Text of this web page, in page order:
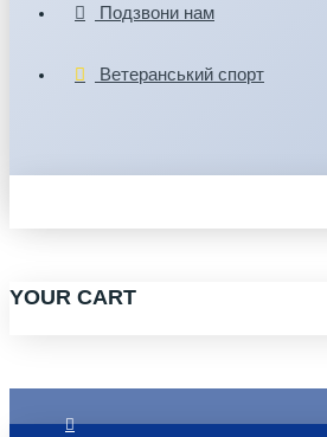
Подзвони нам
Ветеранський спорт
YOUR CART